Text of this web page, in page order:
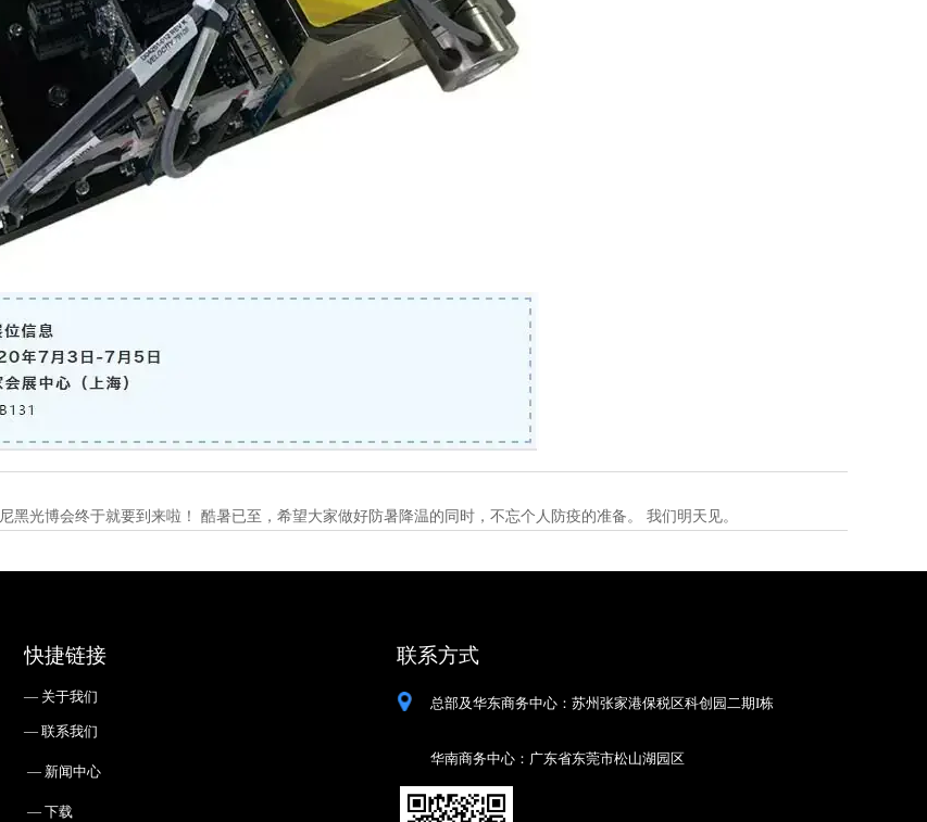
黑光博会终于就要到来啦！ 酷暑已至，希望大家做好防暑降温的同时，不忘个人防疫的准备。 我们明天见。
快捷链接
— ㅤ关于我们
— ㅤ联系我们
— ㅤ新闻中心
— ㅤ下载
联系方式
总部及华东商务中心：苏州张家港保税区科创园二期I栋
华南商务中心：广东省东莞市松山湖园区